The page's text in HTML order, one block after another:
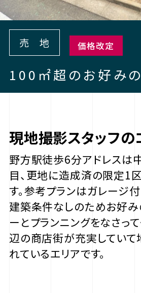
売 地 価格改定
100㎡超のお好み
現地撮影スタッフの
野方駅徒歩6分アドレスは
目、更地に造成済の限定1
す。参考プランはガレージ
建築条件なしのためお好み
ーとプランニングをなさっ
辺の商店街が充実していて
れているエリアです。